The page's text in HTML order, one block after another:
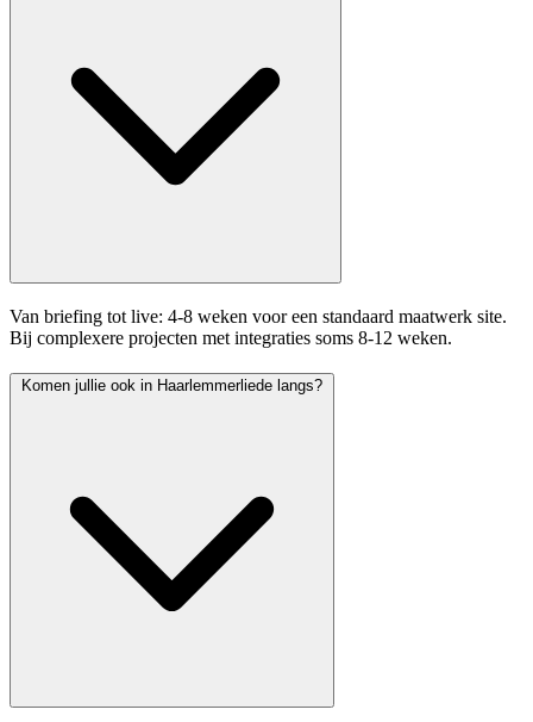
Van briefing tot live: 4-8 weken voor een standaard maatwerk site.
Bij complexere projecten met integraties soms 8-12 weken.
Komen jullie ook in Haarlemmerliede langs?